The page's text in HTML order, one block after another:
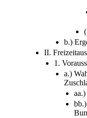
b.)
II.
1.
a.)